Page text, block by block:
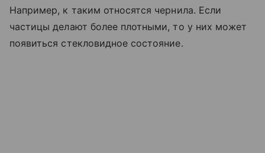
Например, к таким относятся чернила. Если
частицы делают более плотными, то у них может
появиться стекловидное состояние.